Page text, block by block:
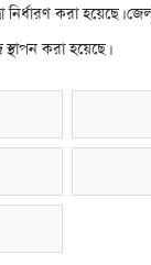
নির্ধারণ করা হয়েছে।
করা হয়েছে।